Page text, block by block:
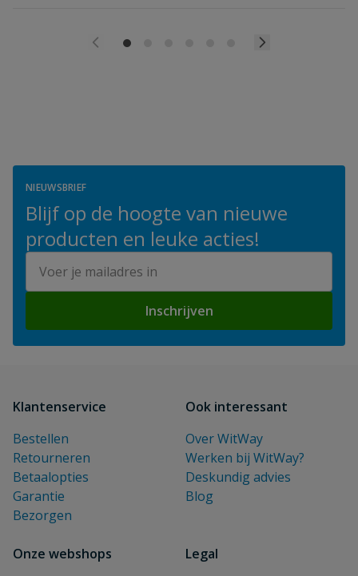
NIEUWSBRIEF
Blijf op de hoogte van nieuwe
producten en leuke acties!
Inschrijven
Klantenservice
Bestellen
Retourneren
Betaalopties
Garantie
Bezorgen
Ook interessant
Over WitWay
Werken bij WitWay?
Deskundig advies
Blog
Onze webshops
Legal